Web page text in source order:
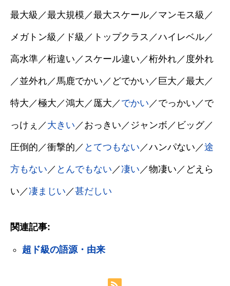
最大級／最大規模／最大スケール／マンモス級／
メガトン級／ド級／トップクラス／ハイレベル／
高水準／桁違い／スケール違い／桁外れ／度外れ
／並外れ／馬鹿でかい／どでかい／巨大／最大／
特大／極大／鴻大／厖大／ でかい ／でっかい／で
っけぇ／ 大きい ／おっきい／ジャンボ／ビッグ／
圧倒的／衝撃的／ とてつもない ／ハンパない／途
方もない ／ とんでもない ／凄い ／物凄い／どえら
い／凄まじい ／甚だしい
関連記事:
超ド級の語源・由来